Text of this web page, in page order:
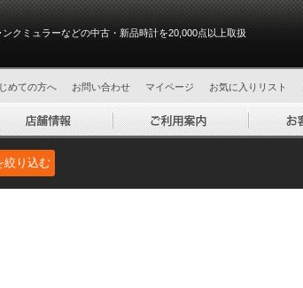
クミュラーなどの中古・新品時計を20,000点以上取扱
めての方へ お問い合わせ マイページ お気に入りリスト
絞り込む